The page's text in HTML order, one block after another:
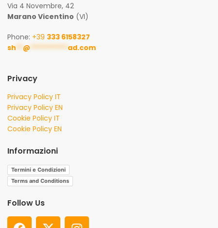
Via 4 Novembre, 42
Marano Vicentino (VI)
Phone: +39 333 6158327
sh ** @ *********** ad.com
Privacy
Privacy Policy IT
Privacy Policy EN
Cookie Policy IT
Cookie Policy EN
Informazioni
Termini e Condizioni
Terms and Conditions
Follow Us